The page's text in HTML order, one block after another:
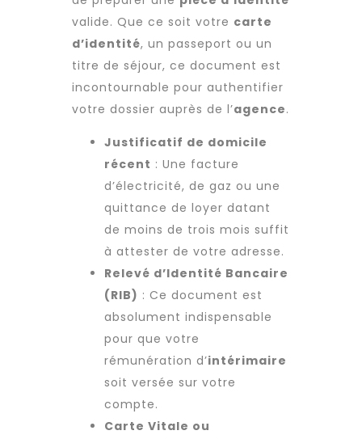
valide. Que ce soit votre carte
d’identité, un passeport ou un
titre de séjour, ce document est
incontournable pour authentifier
votre dossier auprès de l’agence.
Justificatif de domicile
récent : Une facture
d’électricité, de gaz ou une
quittance de loyer datant
de moins de trois mois suffit
à attester de votre adresse.
Relevé d’Identité Bancaire
(RIB) : Ce document est
absolument indispensable
pour que votre
rémunération d’intérimaire
soit versée sur votre
compte.
Carte Vitale ou